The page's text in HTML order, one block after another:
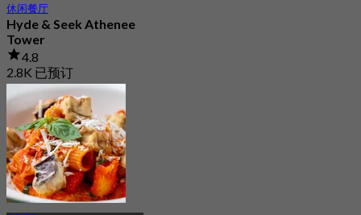
休闲餐厅
Hyde & Seek Athenee
Tower
4.8
2.8K 已预订
฿ 647.5